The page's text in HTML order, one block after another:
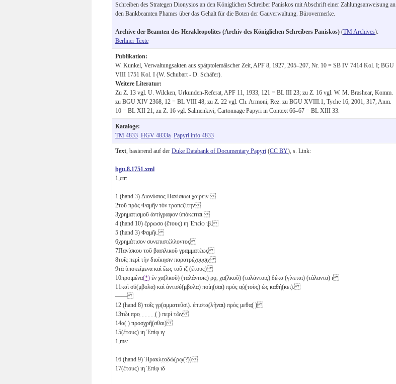
Schreiben des Strategen Dionysios an den Königlichen Schreiber Paniskos mit Abschrift einer Zahlungsanweisung an
den Bankbeamten Phames über das Gehalt für die Boten der Gauverwaltung. Bürovermerke.
Archive der Beamten des Herakleopolites (Archiv des Königlichen Schreibers Paniskos) (TM Archives):
Berliner Texte
Publikation:
W. Kunkel, Verwaltungsakten aus spätptolemäischer Zeit, APF 8, 1927, 205–207, Nr. 10 = SB IV 7414 Kol. I; BGU
VIII 1751 Kol. I (W. Schubart - D. Schäfer).
Weitere Literatur:
Zu Z. 13 vgl. U. Wilcken, Urkunden-Referat, APF 11, 1933, 121 = BL III 23; zu Z. 16 vgl. W. M. Brashear, Komm.
zu BGU XIV 2368, 12 = BL VIII 48; zu Z. 22 vgl. Ch. Armoni, Rez. zu BGU XVIII.1, Tyche 16, 2001, 317, Anm.
10 = BL XII 21; zu Z. 16 vgl. Salmenkivi, Cartonnage Papyri in Context 66–67 = BL XIII 33.
Kataloge:
TM 4833 HGV 4833a Papyri.info 4833
Text , basierend auf der Duke Databank of Documentary Papyri (CC BY), s. Link:
bgu.8.1751.xml
1,ctr:
1 (hand 3) Διονύσιος Πανίσκωι χαίρειν.
2τοῦ πρὸς Φαμῆν τὸν τραπεζίτην
3χρηματισμοῦ ἀντίγραφον ὑπόκειται.
4 (hand 10) ἔρρωσο (ἔτους) ιη Ἐπεὶφ ιβ .
5 (hand 3) Φαμῆι.
6χρημάτισον συνεπιστέλλοντος
7Πανίσκου τοῦ βασιλικοῦ γραμματέως
8τοῖς περὶ τὴν διοίκησιν παρατρέχο̣υ̣σ̣ι̣ν̣
9τὰ ὑποκείμενα καὶ ἕως τοῦ ιζ (ἔτους)
10προιμένα(*) ἐν χα(λκοῦ) (ταλάντοις) ρϙ , χα(λκοῦ) (ταλάντοις) δέκα (γίνεται) (τάλαντα) ι
11καὶ σύ(μβολα) καὶ ἀντισύ(μβολα) ποίη(σαι) πρὸς α̣ὐ̣(τοὺς) ὡς καθή(κει).
——
12 (hand 8) τοῖς γρ(αμματεῦσι). ἐπιστα̣(λῆναι) πρὸς μεθα̣( )
13τῶι προ̣ ̣ ̣ ̣ ̣ ̣( ) περὶ τῶν̣
14α( ) προσχρῆ(σθαι)
15(ἔτους) ιη Ἐπὶφ ιγ
1,ms:
16 (hand 9) Ἡ̣ρακλ̣ε̣ο̣δώ(ρῳ(?))
17(ἔτους) ιη Ἐπὶφ ιδ